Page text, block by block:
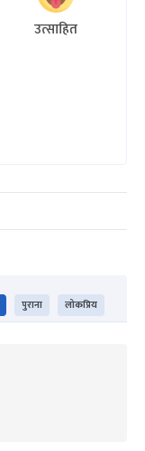
उत्साहित
पुराना लोकप्रिय